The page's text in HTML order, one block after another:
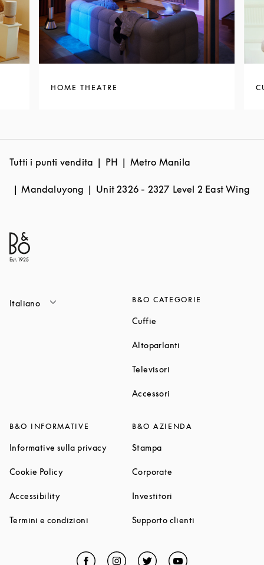
HOME THEATRE
Tutti i punti vendita PH Metro Manila
Mandaluyong Unit 2326 - 2327 Level 2 East Wing
Italiano B&O CATEGORIE
Cuffie
Altoparlanti
Televisori
Accessori
B&O INFORMATIVE
Informative sulla privacyLink Opens in New Tab
Cookie PolicyLink Opens in New Tab
AccessibilityLink Opens in New Tab
Termini e condizioni Link Opens in New Tab
B&O AZIENDA
StampaLink Opens in New Tab
Corporate
Investitori
Supporto clienti
Facebook
Link Opens in New Tab
Instagram
Link Opens in New Tab
TwitterLink Opens in New Tab
YouTubeLink Opens in